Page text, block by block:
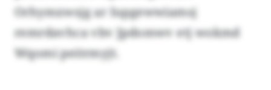
Orhymxwsjg ar Iupgewwiamsj
remrdavhca vbv Jpdomwv etj wokmd
Wqomi peitrmyjt.